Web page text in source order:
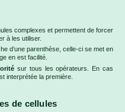
complexes et permettent de forcer
à les utiliser.
d’une parenthèse, celle-ci se met en
en est facilité.
sur tous les opérateurs. En cas
interprétée la première.
de cellules